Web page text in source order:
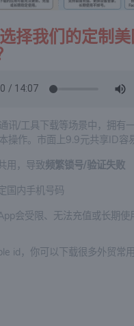
择我们的定制美
讯/工具下载等场景中，拥有
操作。市面上9.9元共享ID容易
用，导致频繁锁号/验证失败
国内手机号码
会受限、无法充值或长期使
id，你可以下载很多外贸常